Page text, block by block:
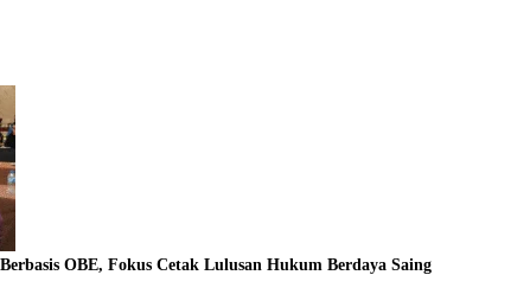
OBE, Fokus Cetak Lulusan Hukum Berdaya Saing